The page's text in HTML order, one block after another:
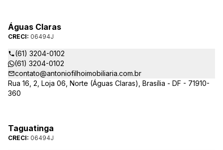
Águas Claras
CRECI: 06494J
(61) 3204-0102
(61) 3204-0102
contato@antoniofilhoimobiliaria.com.br
Rua 16, 2, Loja 06, Norte (Águas Claras), Brasília - DF - 71910-
360
Taguatinga
CRECI: 06494J